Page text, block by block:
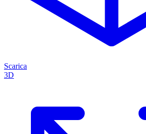
Scarica
3D